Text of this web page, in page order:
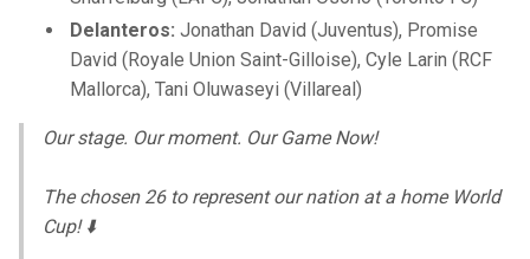
Delanteros: Jonathan David (Juventus), Promise
David (Royale Union Saint-Gilloise), Cyle Larin (RCF
Mallorca), Tani Oluwaseyi (Villareal)
Our stage. Our moment. Our Game Now!
The chosen 26 to represent our nation at a home World
Cup! ⬇️